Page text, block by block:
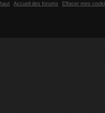
Accueil des forums Effacer mes